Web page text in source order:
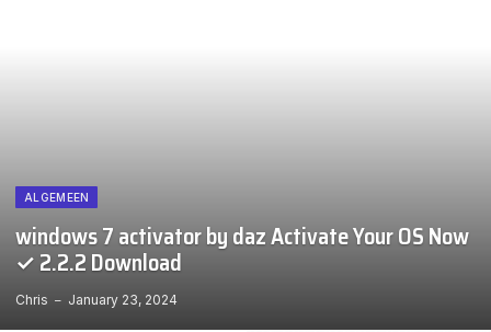
ALGEMEEN
windows 7 activator by daz Activate Your OS Now
✓ 2.2.2 Download
Chris January 23, 2024